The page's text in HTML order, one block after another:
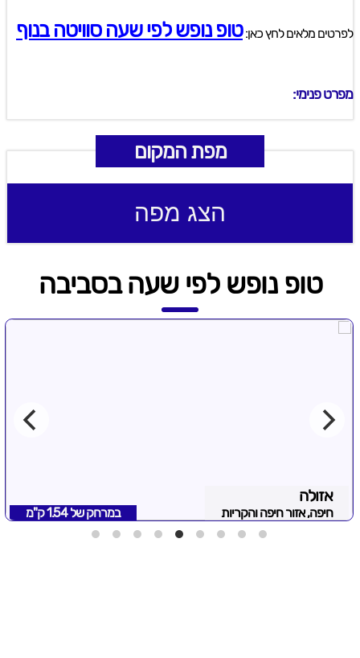
לפרטים מלאים לחץ כאן:טופ נופש לפי שעה סוויטה בנוף
מפרט פנימי:
מפת המקום
הצג מפה
טופ נופש לפי שעה בסביבה
אזולה
חיפה, אזור חיפה והקריות במרחק של 1.54 ק"מ